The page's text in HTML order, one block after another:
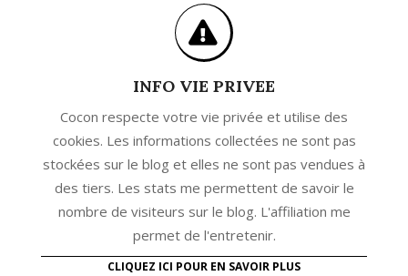
INFO VIE PRIVEE
Cocon respecte votre vie privée et utilise des
cookies. Les informations collectées ne sont pas
stockées sur le blog et elles ne sont pas vendues à
des tiers. Les stats me permettent de savoir le
nombre de visiteurs sur le blog. L'affiliation me
permet de l'entretenir.
CLIQUEZ ICI POUR EN SAVOIR PLUS